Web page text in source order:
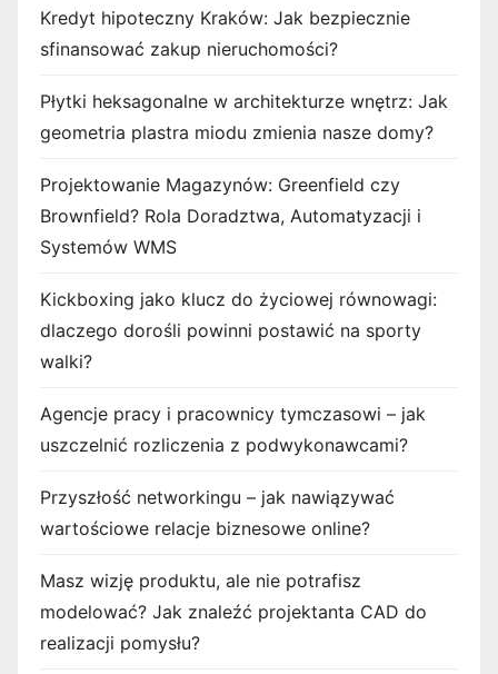
Kredyt hipoteczny Kraków: Jak bezpiecznie
sfinansować zakup nieruchomości?
Płytki heksagonalne w architekturze wnętrz: Jak
geometria plastra miodu zmienia nasze domy?
Projektowanie Magazynów: Greenfield czy
Brownfield? Rola Doradztwa, Automatyzacji i
Systemów WMS
Kickboxing jako klucz do życiowej równowagi:
dlaczego dorośli powinni postawić na sporty
walki?
Agencje pracy i pracownicy tymczasowi – jak
uszczelnić rozliczenia z podwykonawcami?
Przyszłość networkingu – jak nawiązywać
wartościowe relacje biznesowe online?
Masz wizję produktu, ale nie potrafisz
modelować? Jak znaleźć projektanta CAD do
realizacji pomysłu?